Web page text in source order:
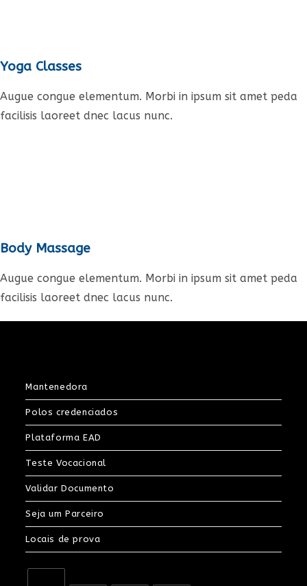
Yoga Classes
Augue congue elementum. Morbi in ipsum sit amet peda
facilisis laoreet dnec lacus nunc.
Body Massage
Augue congue elementum. Morbi in ipsum sit amet peda
facilisis laoreet dnec lacus nunc.
Mantenedora
Polos credenciados
Plataforma EAD
Teste Vocacional
Validar Documento
Seja um Parceiro
Locais de prova